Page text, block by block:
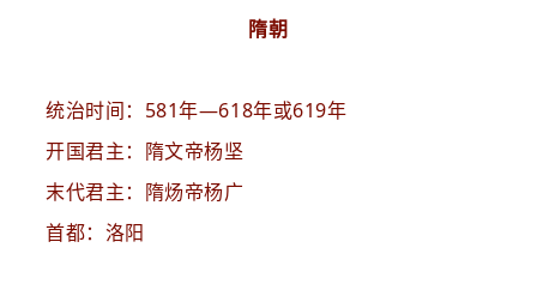
隋朝
统治时间：581年—618年或619年
开国君主：隋文帝杨坚
末代君主：隋炀帝杨广
首都：洛阳